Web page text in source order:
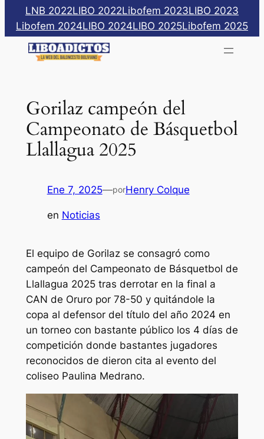
Saltar
contenido
LNB 2022LIBO 2022Libofem 2023LIBO 2023
Libofem 2024LIBO 2024LIBO 2025Libofem 2025
Gorilaz campeón del
Campeonato de Básquetbol
Llallagua 2025
Ene 7, 2025—porHenry Colque
en Noticias
El equipo de Gorilaz se consagró como
campeón del Campeonato de Básquetbol de
Llallagua 2025 tras derrotar en la final a
CAN de Oruro por 78-50 y quitándole la
copa al defensor del título del año 2024 en
un torneo con bastante público los 4 días de
competición donde bastantes jugadores
reconocidos de dieron cita al evento del
coliseo Paulina Medrano.